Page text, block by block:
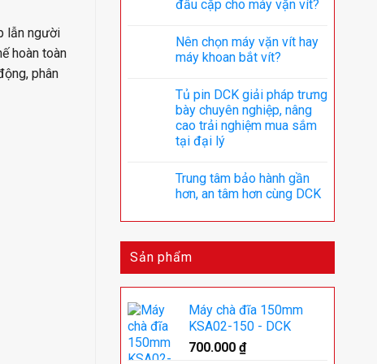
lẫn người
hoàn toàn
phân
đầu cặp cho máy vặn vít?
Nên chọn máy vặn vít hay
máy khoan bắt vít?
Tủ pin DCK giải pháp trưng
bày chuyên nghiệp, nâng
cao trải nghiệm mua sắm
tại đại lý
Trung tâm bảo hành gần
hơn, an tâm hơn cùng DCK
Sản phẩm
Máy chà đĩa 150mm
KSA02-150 - DCK
700.000 ₫